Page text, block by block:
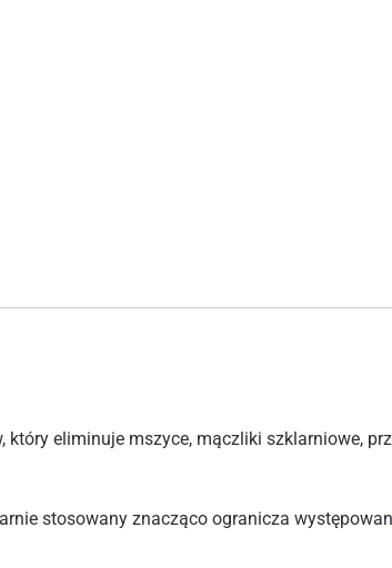
eliminuje mszyce, mączliki szklarniowe,
stosowany znacząco ogranicza